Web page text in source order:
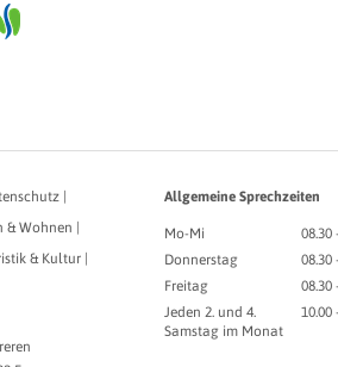
& Wohnen
& Kultur
Allgemeine Sprechzeiten
Mo-Mi
08.30
Donnerstag
08.30
Freitag
08.30
Jeden 2. und 4.
Samstag im Monat